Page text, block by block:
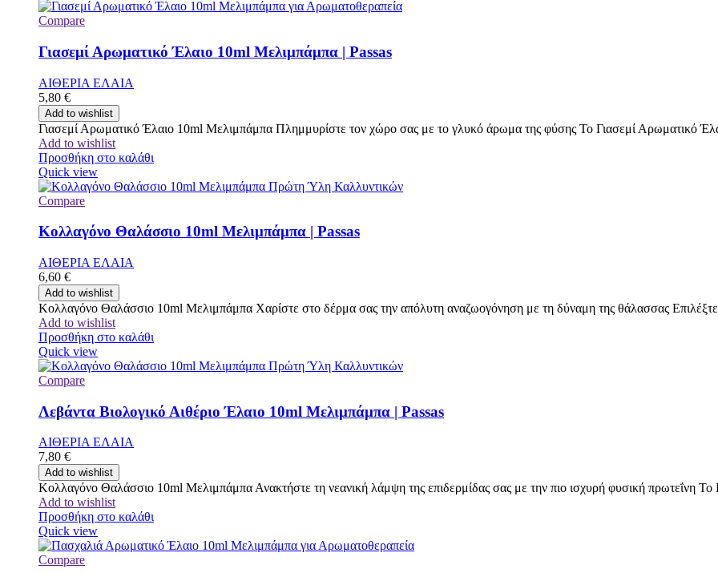
Compare
Γιασεμί Αρωματικό Έλαιο 10ml Μελιμπάμπα | Passas
ΑΙΘΕΡΙΑ ΕΛΑΙΑ
5,80 €
Add to wishlist
Γιασεμί Αρωματικό Έλαιο 10ml Μελιμπάμπα Πλημμυρίστε τον χώρο σας με το γλυκό άρωμα της φύσης Το Γιασεμί Αρωματικό
Add to wishlist
Προσθήκη στο καλάθι
Quick view
Compare
Κολλαγόνο Θαλάσσιο 10ml Μελιμπάμπα | Passas
ΑΙΘΕΡΙΑ ΕΛΑΙΑ
6,60 €
Add to wishlist
Κολλαγόνο Θαλάσσιο 10ml Μελιμπάμπα Χαρίστε στο δέρμα σας την απόλυτη αναζωογόνηση με τη δύναμη της θάλασσας
Add to wishlist
Προσθήκη στο καλάθι
Quick view
Compare
Λεβάντα Βιολογικό Αιθέριο Έλαιο 10ml Μελιμπάμπα | Passas
ΑΙΘΕΡΙΑ ΕΛΑΙΑ
7,80 €
Add to wishlist
Κολλαγόνο Θαλάσσιο 10ml Μελιμπάμπα Ανακτήστε τη νεανική λάμψη της επιδερμίδας σας με την πιο ισχυρή φυσική πρωτεΐνη
Add to wishlist
Προσθήκη στο καλάθι
Quick view
Compare